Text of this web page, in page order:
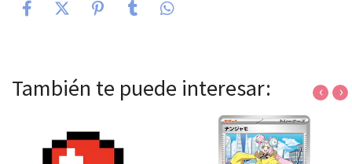
También te puede interesar: ‹ ›